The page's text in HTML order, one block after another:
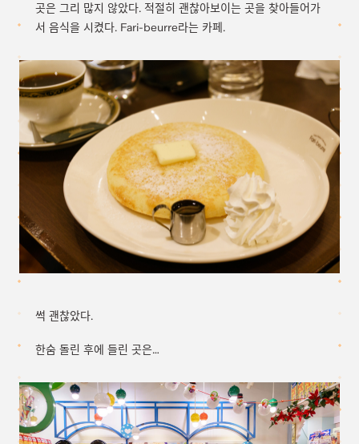
곳은 그리 많지 않았다. 적절히 괜찮아보이는 곳을 찾아들어가
서 음식을 시켰다. Fari-beurre라는 카페.
썩 괜찮았다.
한숨 돌린 후에 들린 곳은…